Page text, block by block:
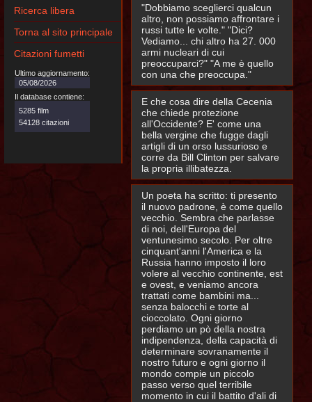
Ricerca libera
Torna al sito principale
Citazioni fumetti
Ultimo aggiornamento:
05/08/2026
Il database contiene:
5285 film
54128 citazioni
"Dobbiamo sceglierci qualcun
altro, non possiamo affrontare i
russi tutte le volte." "Dici?
Vediamo... chi altro ha 27. 000
armi nucleari di cui
preoccuparci?" "A me è quello
con una che preoccupa."
E che cosa dire della Cecenia
che chiede protezione
all'Occidente? E' come una
bella vergine che fugge dagli
artigli di un orso lussurioso e
corre da Bill Clinton per salvare
la propria illibatezza.
Un poeta ha scritto: ti presento
il nuovo padrone, è come quello
vecchio. Sembra che parlasse
di noi, dell'Europa del
ventunesimo secolo. Per oltre
cinquant'anni l'America e la
Russia hanno imposto il loro
volere al vecchio continente, est
e ovest, e veniamo ancora
trattati come bambini ma...
senza balocchi e torte al
cioccolato. Ogni giorno
perdiamo un pò della nostra
indipendenza, della capacità di
determinare sovranamente il
nostro futuro e ogni giorno il
mondo compie un piccolo
passo verso quel terribile
momento in cui il battito d'ali di